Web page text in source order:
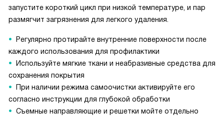
запустите короткий цикл при низкой температуре, и пар
размягчит загрязнения для легкого удаления.
Регулярно протирайте внутренние поверхности после
каждого использования для профилактики
Используйте мягкие ткани и неабразивные средства для
сохранения покрытия
При наличии режима самоочистки активируйте его
согласно инструкции для глубокой обработки
Съемные направляющие и решетки мойте отдельно